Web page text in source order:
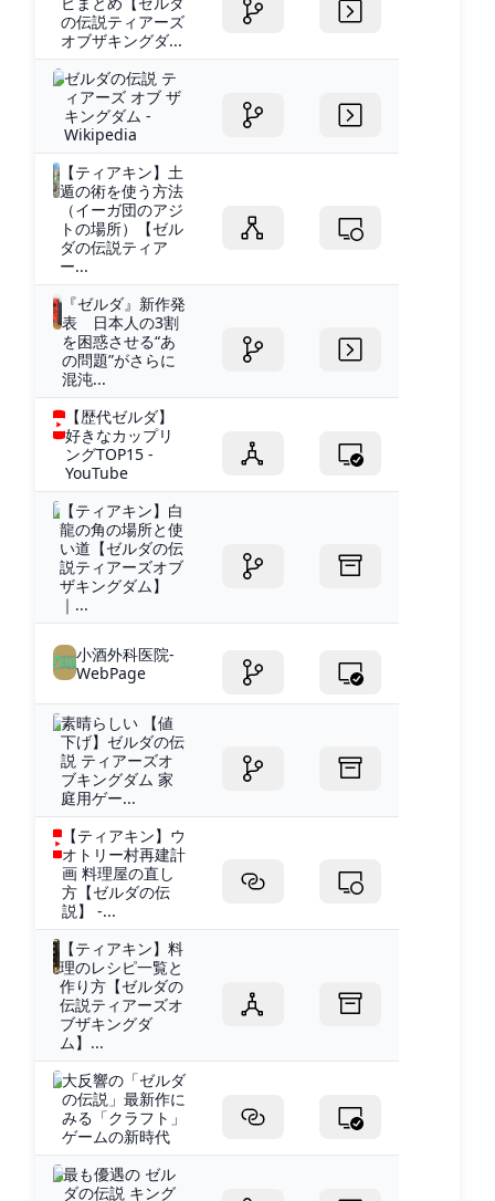
の伝説ティアーズ
オブザキングダ...
ゼルダの伝説 テ
ィアーズ オブ ザ
キングダム -
Wikipedia
【ティアキン】土
遁の術を使う方法
（イーガ団のアジ
トの場所）【ゼル
ダの伝説ティア
ー...
『ゼルダ』新作発
表 日本人の3割
を困惑させる“あ
の問題”がさらに
混沌...
【歴代ゼルダ】
好きなカップリ
ングTOP15 -
YouTube
【ティアキン】白
龍の角の場所と使
い道【ゼルダの伝
説ティアーズオブ
ザキングダム】
｜...
小酒外科医院-
WebPage
素晴らしい 【値
下げ】ゼルダの伝
説 ティアーズオ
ブキングダム 家
庭用ゲー...
【ティアキン】ウ
オトリー村再建計
画 料理屋の直し
方【ゼルダの伝
説】 -...
【ティアキン】料
理のレシピ一覧と
作り方【ゼルダの
伝説ティアーズオ
ブザキングダ
ム】...
大反響の「ゼルダ
の伝説」最新作に
みる「クラフト」
ゲームの新時代
最も優遇の ゼル
ダの伝説 キング